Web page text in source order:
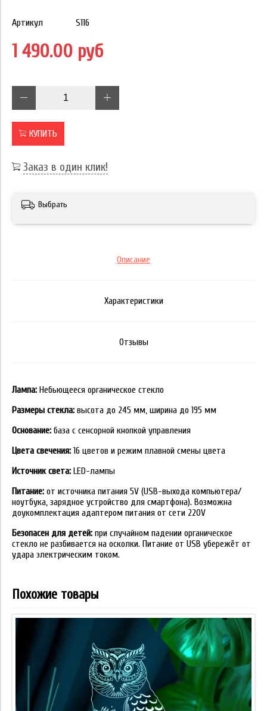
Артикул S116
1 490.00 руб
КУПИТЬ
Заказ в один клик!
Выбрать
Описание
Характеристики
Отзывы
Лампа: Небьющееся органическое стекло
Размеры стекла: высота до 245 мм, ширина до 195 мм
Основание: база с сенсорной кнопкой управления
Цвета свечения: 16 цветов и режим плавной смены цвета
Источник света: LED-лампы
Питание: от источника питания 5V (USB-выхода компьютера/
ноутбука, зарядное устройство для смартфона). Возможна
доукомплектация адаптером питания от сети 220V
Безопасен для детей: при случайном падении органическое
стекло не разбивается на осколки. Питание от USB убережёт от
удара электрическим током.
Похожие товары